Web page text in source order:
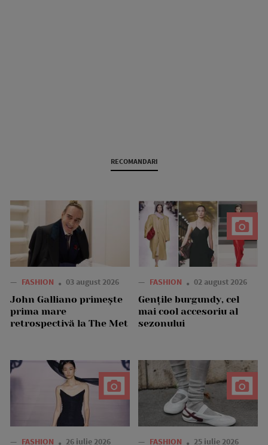
RECOMANDARI
— FASHION 03 august 2026
John Galliano primește
prima mare
retrospectivă la The Met
— FASHION 02 august 2026
Gențile burgundy, cel
mai cool accesoriu al
sezonului
— FASHION 26 iulie 2026 — FASHION 25 iulie 2026